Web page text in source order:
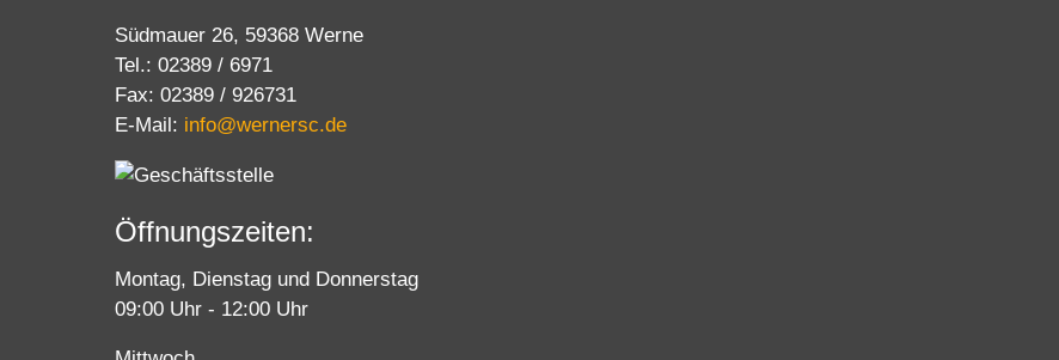
Südmauer 26, 59368 Werne
Tel.: 02389 / 6971
Fax: 02389 / 926731
E-Mail: info@wernersc.de
Öffnungszeiten:
Montag, Dienstag und Donnerstag
09:00 Uhr - 12:00 Uhr